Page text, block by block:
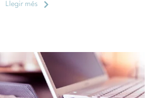
Llegir més